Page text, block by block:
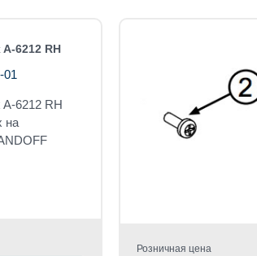
6212 RH
01
6212 RH
на
Розничная цена